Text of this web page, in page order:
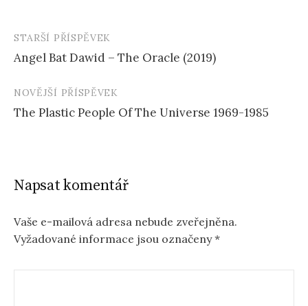
Navigace
příspěvku
STARŠÍ PŘÍSPĚVEK
Angel Bat Dawid – The Oracle (2019)
NOVĚJŠÍ PŘÍSPĚVEK
The Plastic People Of The Universe 1969-1985
Napsat komentář
Vaše e-mailová adresa nebude zveřejněna.
Vyžadované informace jsou označeny*